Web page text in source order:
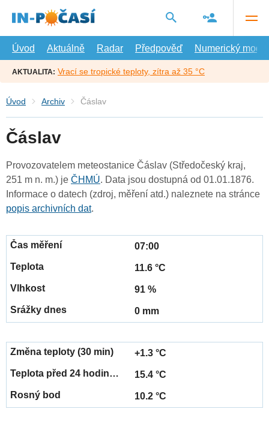
hlavní
Úvod
Aktuálně Radar Předpověď Numerický model
AKTUALITA: Vrací se tropické teploty, zítra až 35 °C
Úvod Archiv Čáslav
Čáslav
Provozovatelem meteostanice Čáslav (Středočeský kraj,
251 m n. m.) je ČHMÚ. Data jsou dostupná od 01.01.1876.
Informace o datech (zdroj, měření atd.) naleznete na stránce
popis archivních dat.
07:00
11.6 °C
91 %
0 mm
+1.3 °C
15.4 °C
10.2 °C